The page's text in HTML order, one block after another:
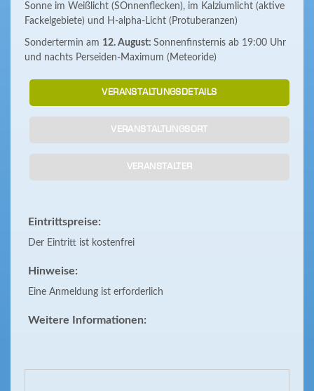
Sonne im Weißlicht (SOnnenflecken), im Kalziumlicht (aktive
Fackelgebiete) und H-alpha-Licht (Protuberanzen)
Sondertermin am 12. August: Sonnenfinsternis ab 19:00 Uhr
und nachts Perseiden-Maximum (Meteoride)
VERANSTALTUNGSDETAILS
VERANSTALTUNGSORT
VERANSTALTER
Eintrittspreise:
Der Eintritt ist kostenfrei
Hinweise:
Eine Anmeldung ist erforderlich
Weitere Informationen: